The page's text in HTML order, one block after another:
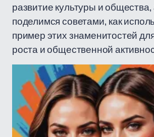
развитие культуры и общества,
поделимся советами, как
пример этих знаменитостей
роста и общественной